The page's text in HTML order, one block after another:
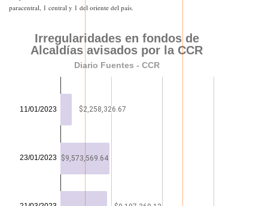
paracentral, 1 central y 1 del oriente del país.